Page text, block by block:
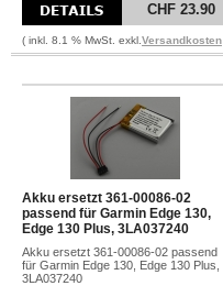
CHF 23.90
( inkl. 8.1 % MwSt. exkl. Versandkosten
Akku ersetzt 361-00086-02
passend für Garmin Edge 130,
Edge 130 Plus, 3LA037240
Akku ersetzt 361-00086-02 passend
für Garmin Edge 130, Edge 130 Plus,
3LA037240